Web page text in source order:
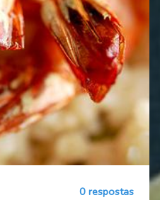
0 respostas